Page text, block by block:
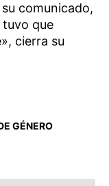
comunicado,
tuvo que
cierra su
GÉNERO